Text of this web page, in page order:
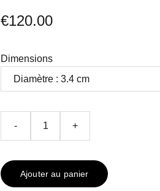
€120.00
Dimensions
- +
Ajouter au panier